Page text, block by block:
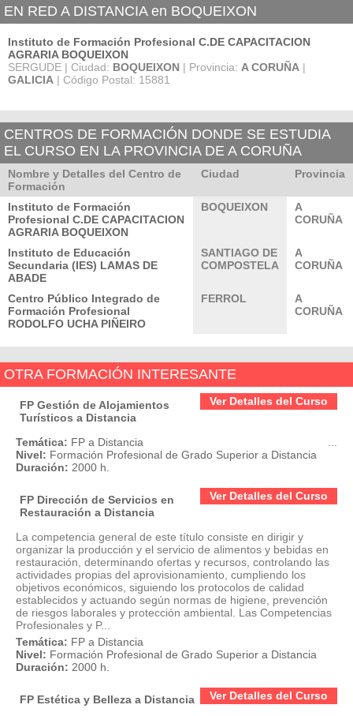
EN RED A DISTANCIA en BOQUEIXON
Instituto de Formación Profesional C.DE CAPACITACION
AGRARIA BOQUEIXON
SERGUDE | Ciudad: BOQUEIXON | Provincia: A CORUÑA |
GALICIA | Código Postal: 15881
CENTROS DE FORMACIÓN DONDE SE ESTUDIA
EL CURSO EN LA PROVINCIA DE A CORUÑA
Nombre y Detalles del Centro de
Formación
Ciudad Provincia
Instituto de Formación
Profesional C.DE CAPACITACION
AGRARIA BOQUEIXON
BOQUEIXON
A
CORUÑA
Instituto de Educación
Secundaria (IES) LAMAS DE
ABADE
SANTIAGO DE
COMPOSTELA
A
CORUÑA
Centro Público Integrado de
Formación Profesional
RODOLFO UCHA PIÑEIRO
FERROL
A
CORUÑA
OTRA FORMACIÓN INTERESANTE
Ver Detalles del Curso
FP Gestión de Alojamientos
Turísticos a Distancia
Temática: FP a Distancia
Nivel: Formación Profesional de Grado Superior a Distancia
Duración: 2000 h.
Ver Detalles del Curso
FP Dirección de Servicios en
Restauración a Distancia
La competencia general de este título consiste en dirigir y
organizar la producción y el servicio de alimentos y bebidas en
restauración, determinando ofertas y recursos, controlando las
actividades propias del aprovisionamiento, cumpliendo los
objetivos económicos, siguiendo los protocolos de calidad
establecidos y actuando según normas de higiene, prevención
de riesgos laborales y protección ambiental. Las Competencias
Profesionales y P...
Temática: FP a Distancia
Nivel: Formación Profesional de Grado Superior a Distancia
Duración: 2000 h.
Ver Detalles del Curso
FP Estética y Belleza a Distancia